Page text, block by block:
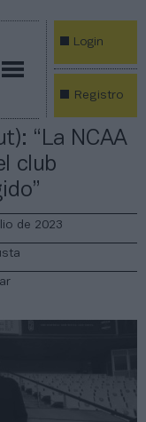
Login
Registro
“La NCAA
club
de 2023